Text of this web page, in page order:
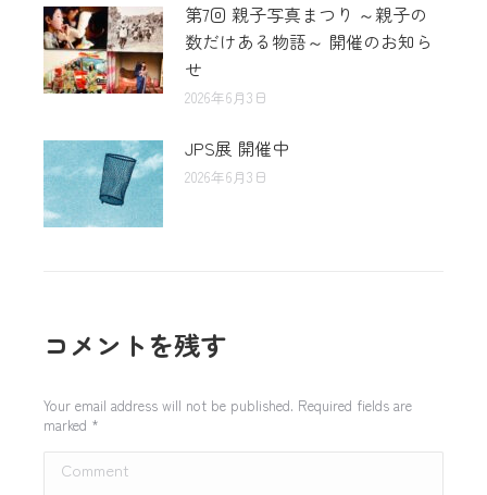
第7回 親子写真まつり ～親子の
数だけある物語～ 開催のお知ら
せ
2026年6月3日
JPS展 開催中
2026年6月3日
コメントを残す
Your email address will not be published. Required fields are
marked *
Comment